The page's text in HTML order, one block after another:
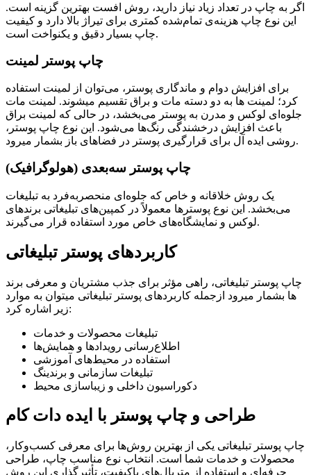
اگر به چاپ در تعداد زیاد نیاز دارید، روش افست بهترین گزینه است.
این نوع چاپ هزینه‌ی تمام‌شده کمتری برای تیراژ بالا دارد و کیفیت
چاپ بسیار دقیق و یکنواخت است.
چاپ پوستر لمینت
برای افزایش دوام و ماندگاری پوستر، می‌توان از لمینت استفاده
کرد؛ لمینت ها به دو دسته مات و براق تقسیم میشوند. لمینت مات
جلوه‌ای لوکس و مدرن به پوستر می‌بخشد، در حالی که لمینت براق
باعث افزایش درخشندگی رنگ‌ها می‌شود. این نوع چاپ پوستر،
روشی ایده آل برای قرارگیری پوستر در فضاهای باز بشمار میرود.
چاپ پوستر سه‌بعدی (هولوگرافیک)
یک روش خلاقانه و خاص که جلوه‌ای منحصربه‌فرد به تبلیغات
می‌بخشد. این نوع پوسترها معمولاً در کمپین‌های تبلیغاتی برندهای
لوکس و نمایشگاه‌های خاص مورد استفاده قرار می‌گیرند.
کاربردهای پوستر تبلیغاتی
چاپ پوستر تبلیغاتی، راهی مؤثر برای جذب مشتریان و معرفی برند
ها بشمار میرود ازجمله کاربردهای پوستر تبلیغاتی میتوان به موارد
زیر اشاره کرد:
تبلیغات محصولات و خدمات
اطلاع‌رسانی رویدادها و همایش‌ها
استفاده در محیط‌های آموزشی
تبلیغات سازمانی و برندینگ
دکوراسیون داخلی و زیباسازی محیط
طراحی و چاپ پوستر با ایده دات کام
چاپ پوستر تبلیغاتی یکی از بهترین روش‌ها برای معرفی کسب‌وکار،
محصولات و خدمات شما است. انتخاب نوع مناسب چاپ، طراحی
حرفه‌ای و استفاده از متریال‌های باکیفیت، تأثیرگذاری این روش